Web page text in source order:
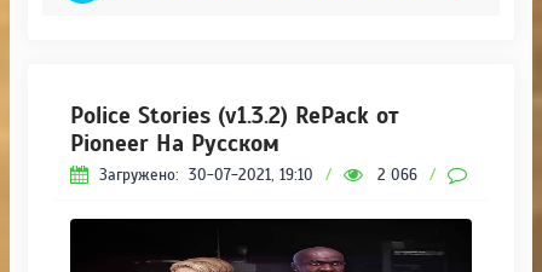
Police Stories (v1.3.2) RePack от
Pioneer На Русском
Загружено: 30-07-2021, 19:10 / 2 066 /